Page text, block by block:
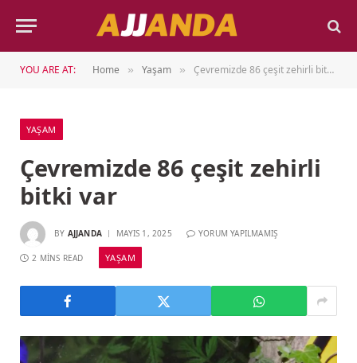
YOU ARE AT: Home » Yaşam » Çevremizde 86 çeşit zehirli bitki var
YAŞAM
Çevremizde 86 çeşit zehirli
bitki var
BY AJJANDA MAYIS 1, 2025 YORUM YAPILMAMIŞ
2 MINS READ YAŞAM